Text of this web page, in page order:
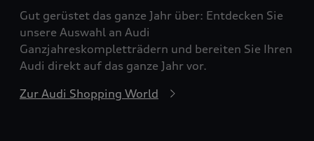
Gut gerüstet das ganze Jahr über: Entdecken Sie
unsere Auswahl an Audi
Ganzjahreskompletträdern und bereiten Sie Ihren
Audi direkt auf das ganze Jahr vor.
Zur Audi Shopping World